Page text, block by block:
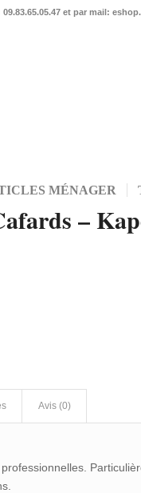
et par mail:
MÉNAGER
–
Avis (0)